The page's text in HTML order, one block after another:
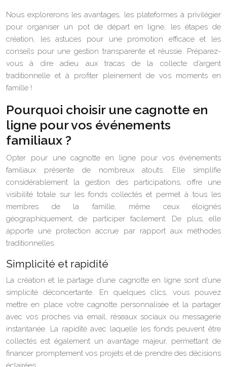
Nous explorerons les avantages, les plateformes à privilégier
pour organiser un pot de départ en ligne, les étapes de
création, les astuces pour une promotion efficace et les
conseils pour une gestion transparente et réussie. Préparez-
vous à dire adieu aux tracas de la collecte d’argent
traditionnelle et à profiter pleinement de vos moments en
famille !
Pourquoi choisir une cagnotte en
ligne pour vos événements
familiaux ?
Opter pour une cagnotte en ligne pour vos événements
familiaux présente de nombreux atouts. Elle simplifie
considérablement la gestion des participations, offre une
visibilité totale sur les fonds collectés et permet à tous les
membres de la famille, même ceux éloignés
géographiquement, de participer facilement. De plus, elle
apporte une protection accrue par rapport aux méthodes
traditionnelles.
Simplicité et rapidité
La création et le partage d’une cagnotte en ligne sont d’une
simplicité déconcertante. En quelques clics, vous pouvez
mettre en place votre cagnotte personnalisée et la partager
avec vos proches via email, réseaux sociaux ou messagerie
instantanée. La rapidité avec laquelle les fonds peuvent être
collectés est également un avantage majeur, permettant de
financer promptement vos projets et de prendre des décisions